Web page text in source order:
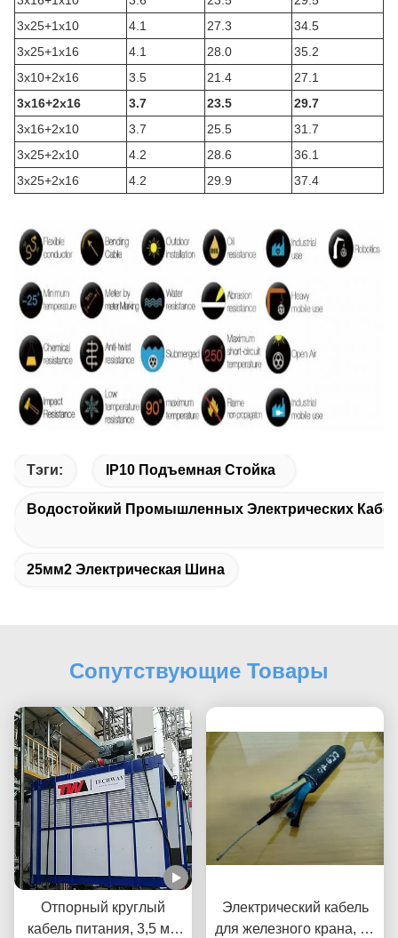
3х25+1х10
4.1 27.3
34.5
3х25+1х16
4.1 28.0
35.2
3х10+2х16
3.5 21.4
27.1
3х16+2х16
3.7 23.5
29.7
3х16+2х10
3.7 25.5
31.7
3х25+2х10
4.2 28.6
36.1
3х25+2х16
4.2 29.9 37.4
Тэги: IP10 Подъемная Стойка
Водостойкий Промышленных Электрических
25мм2 Электрическая Шина
Сопутствующие Товары
Отпорный круглый
кабель питания, 3,5 мм
Электрический кабель
для железного крана, 10